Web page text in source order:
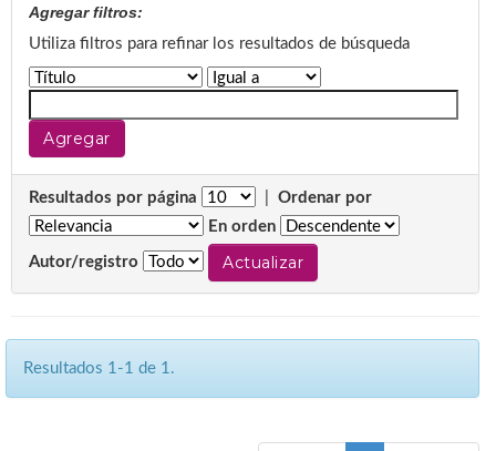
Agregar filtros:
Utiliza filtros para refinar los resultados de búsqueda
Resultados por página
Ordenar por
En orden
Autor/registro
Resultados 1-1 de 1.